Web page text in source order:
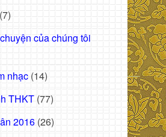
của chúng tôi
nhạc (14)
THKT (77)
2016 (26)